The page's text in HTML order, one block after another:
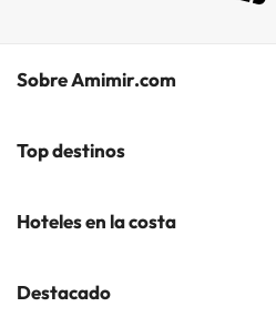
Sobre Amimir.com
¿Quiénes somos?
Gestionar mi reserva
Top destinos
Hoteles en Salou
Hoteles en Andorra la Vella
Hoteles en la costa
Hoteles en la Costa Azahar
Destacado